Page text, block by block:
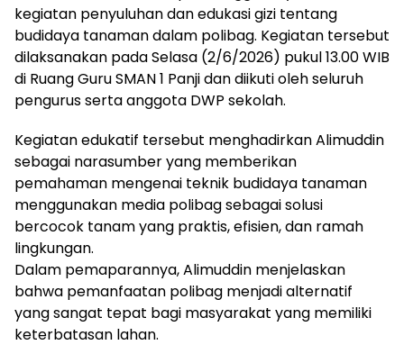
kegiatan penyuluhan dan edukasi gizi tentang
budidaya tanaman dalam polibag. Kegiatan tersebut
dilaksanakan pada Selasa (2/6/2026) pukul 13.00 WIB
di Ruang Guru SMAN 1 Panji dan diikuti oleh seluruh
pengurus serta anggota DWP sekolah.
Kegiatan edukatif tersebut menghadirkan Alimuddin
sebagai narasumber yang memberikan
pemahaman mengenai teknik budidaya tanaman
menggunakan media polibag sebagai solusi
bercocok tanam yang praktis, efisien, dan ramah
lingkungan.
Dalam pemaparannya, Alimuddin menjelaskan
bahwa pemanfaatan polibag menjadi alternatif
yang sangat tepat bagi masyarakat yang memiliki
keterbatasan lahan.